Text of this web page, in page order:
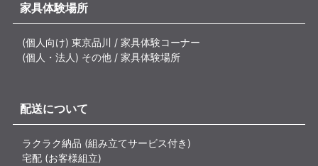
家具体験場所
(個人向け) 東京品川 / 家具体験コーナー
(個人・法人) その他 / 家具体験場所
配送について
ラクラク納品 (組み立てサービス付き)
宅配 (お客様組立)